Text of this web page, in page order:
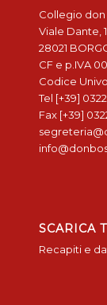
Collegio
Viale Dante,
28021
CF e p.IVA
Codice
Tel [+39] 0322
Fax [+39]
SCARICA
Recapiti e